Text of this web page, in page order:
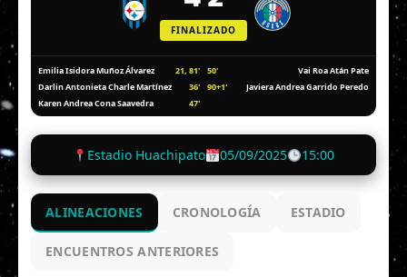
FINALIZADO
Emilia Isidora Muñoz Álvarez
21, 81'
Darlin Antonieta Charle Martínez
36'
Karen Andrea Cona Saavedra
47'
50'
Vai Roa Atán Pate
90+1'
Javiera Andrea Garrido Peredo
Estadio Huachipato 05/09/2025 15:00
ALINEACIONES CRONOLOGÍA ESTADIO
ENCUENTROS ANTERIORES